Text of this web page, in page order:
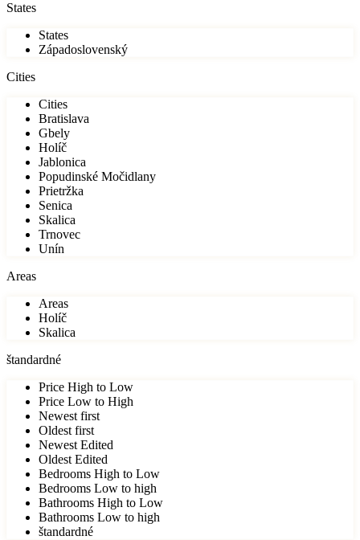
States
States
Západoslovenský
Cities
Cities
Bratislava
Gbely
Holíč
Jablonica
Popudinské Močidlany
Prietržka
Senica
Skalica
Trnovec
Unín
Areas
Areas
Holíč
Skalica
štandardné
Price High to Low
Price Low to High
Newest first
Oldest first
Newest Edited
Oldest Edited
Bedrooms High to Low
Bedrooms Low to high
Bathrooms High to Low
Bathrooms Low to high
štandardné